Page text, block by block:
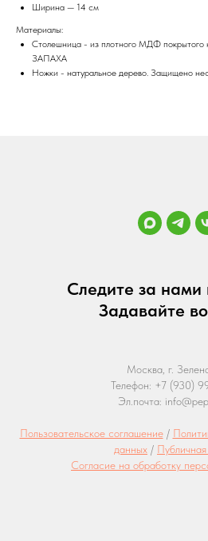
Ширина — 14 см
Материалы:
Столешница - из плотного МДФ покрытого
ЗАПАХА
Ножки - натуральное дерево. Защищено
Следите за нами
Задавайте
Москва, г.
Телефон: +7 (930)
Эл.почта:
Пользовательское соглашение/
данных /
Согласие на обработку